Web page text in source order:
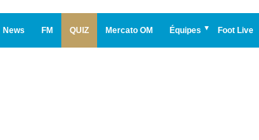
News FM QUIZ Mercato OM Équipes Foot Live